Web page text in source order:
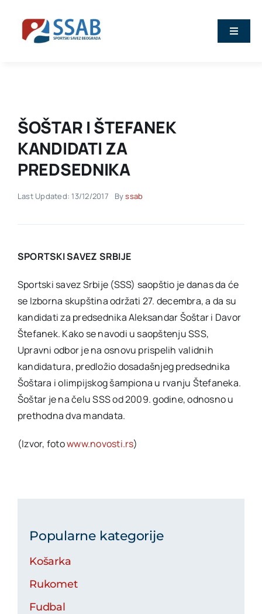
content
Toggle
Kalendar
Stručna predavanja
Akti SSAB
Kontakt
ŠOŠTAR I ŠTEFANEK
KANDIDATI ZA
PREDSEDNIKA
Last Updated: 13/12/2017 Byssab
SPORTSKI SAVEZ SRBIJE
Sportski savez Srbije (SSS) saopštio je danas da će
se Izborna skupština održati 27. decembra, a da su
kandidati za predsednika Aleksandar Šoštar i Davor
Štefanek. Kako se navodi u saopštenju SSS,
Upravni odbor je na osnovu prispelih validnih
kandidatura, predložio dosadašnjeg predsednika
Šoštara i olimpijskog šampiona u rvanju Štefaneka.
Šoštar je na čelu SSS od 2009. godine, odnosno u
prethodna dva mandata.
(Izvor, fotowww.novosti.rs)
Popularne kategorije
Košarka
Rukomet
Fudbal